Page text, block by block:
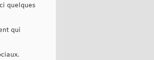
quelques
qui